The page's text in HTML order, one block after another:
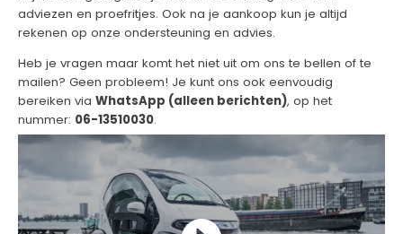
adviezen en proefritjes. Ook na je aankoop kun je altijd
rekenen op onze ondersteuning en advies.
Heb je vragen maar komt het niet uit om ons te bellen of te
mailen? Geen probleem! Je kunt ons ook eenvoudig
bereiken via WhatsApp (alleen berichten), op het
nummer: 06-13510030.